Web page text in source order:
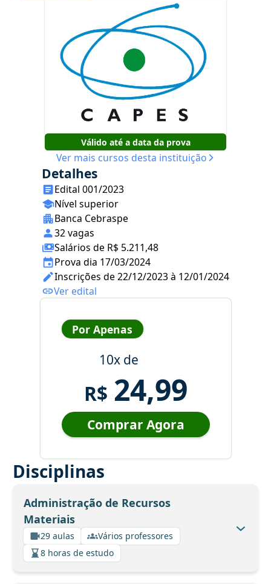
Válido até a data da prova
Ver mais cursos desta instituição
Detalhes
Edital 001/2023
Nível superior
Banca Cebraspe
32 vagas
Salários de R$ 5.211,48
Prova dia 17/03/2024
Inscrições de 22/12/2023 à 12/01/2024
Ver edital
Por Apenas
10x de
R$ 24,99
Comprar Agora
Disciplinas
Administração de Recursos
Materiais
29 aulas
Vários professores
8 horas de estudo